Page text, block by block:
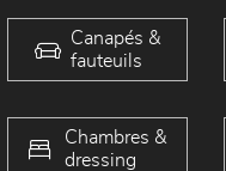
Canapés &
fauteuils
Chambres &
dressing